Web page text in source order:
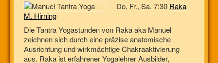
Do, Fr., Sa. 7:30 Raka
M. Hirning
Die Tantra Yogastunden von Raka aka Manuel
zeichnen sich durch eine präzise anatomische
Ausrichtung und wirkmächtige Chakraaktivierung
aus. Raka ist erfahrener Yogalehrer Ausbilder,